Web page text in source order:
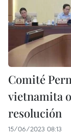
Comité
vietnamita
resolución
15/06/2023 08:13